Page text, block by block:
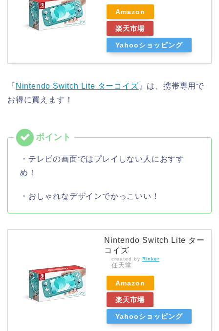
Amazon
楽天市場
Yahooショッピング
『 Nintendo Switch Lite ターコイズ 』は、携帯専用で
お得に買えます！
・テレビの画面ではプレイしない人におすす
め！
・おしゃれなデザインでかっこいい！
Nintendo Switch Lite ター
コイズ
created by Rinker
任天堂
Amazon
楽天市場
Yahooショッピング